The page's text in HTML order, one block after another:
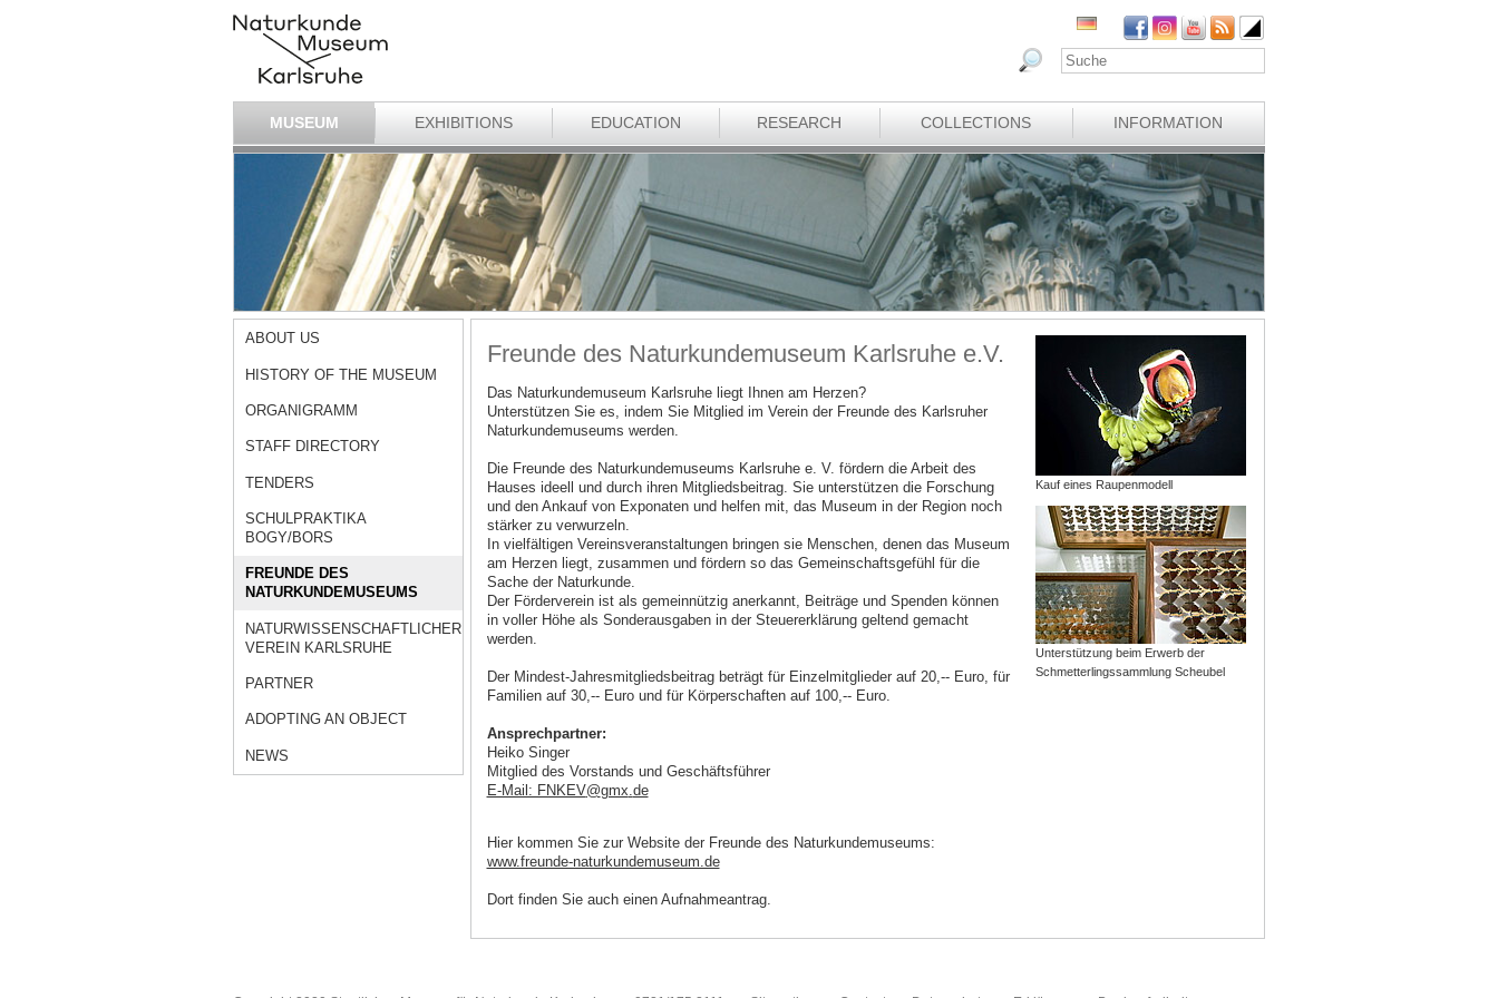
MUSEUM EXHIBITIONS EDUCATION RESEARCH COLLECTIONS INFORMATION
ABOUT US
HISTORY OF THE MUSEUM
ORGANIGRAMM
STAFF DIRECTORY
TENDERS
SCHULPRAKTIKA
BOGY/BORS
FREUNDE DES
NATURKUNDEMUSEUMS
NATURWISSENSCHAFTLICHER
VEREIN KARLSRUHE
PARTNER
ADOPTING AN OBJECT
NEWS
Freunde des Naturkundemuseum Karlsruhe e.V.
Das Naturkundemuseum Karlsruhe liegt Ihnen am Herzen?
Unterstützen Sie es, indem Sie Mitglied im Verein der Freunde des Karlsruher
Naturkundemuseums werden.
Die Freunde des Naturkundemuseums Karlsruhe e. V. fördern die Arbeit des
Hauses ideell und durch ihren Mitgliedsbeitrag. Sie unterstützen die Forschung
und den Ankauf von Exponaten und helfen mit, das Museum in der Region noch
stärker zu verwurzeln.
In vielfältigen Vereinsveranstaltungen bringen sie Menschen, denen das Museum
am Herzen liegt, zusammen und fördern so das Gemeinschaftsgefühl für die
Sache der Naturkunde.
Der Förderverein ist als gemeinnützig anerkannt, Beiträge und Spenden können
in voller Höhe als Sonderausgaben in der Steuererklärung geltend gemacht
werden.
Der Mindest-Jahresmitgliedsbeitrag beträgt für Einzelmitglieder auf 20,-- Euro, für
Familien auf 30,-- Euro und für Körperschaften auf 100,-- Euro.
Ansprechpartner:
Heiko Singer
Mitglied des Vorstands und Geschäftsführer
E-Mail: FNKEV@gmx.de
Hier kommen Sie zur Website der Freunde des Naturkundemuseums:
www.freunde-naturkundemuseum.de
Dort finden Sie auch einen Aufnahmeantrag.
Kauf eines Raupenmodell
Unterstützung beim Erwerb der
Schmetterlingssammlung Scheubel